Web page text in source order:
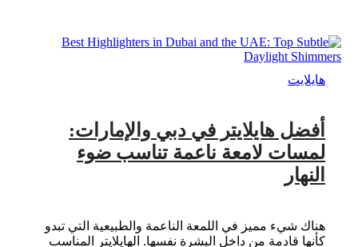
هايلايت
أفضل هايلايتر في دبي والإمارات:
لمسات لامعة ناعمة تناسب ضوء
النهار
هناك شيء مميز في اللمعة الناعمة والطبيعية التي تبدو
كأنها قادمة من داخل البشرة نفسها. الهايلايتر المناسب